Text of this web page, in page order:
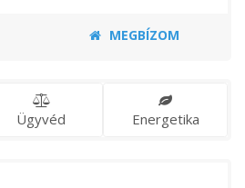
MEGBÍZOM
Ügyvéd Energetika